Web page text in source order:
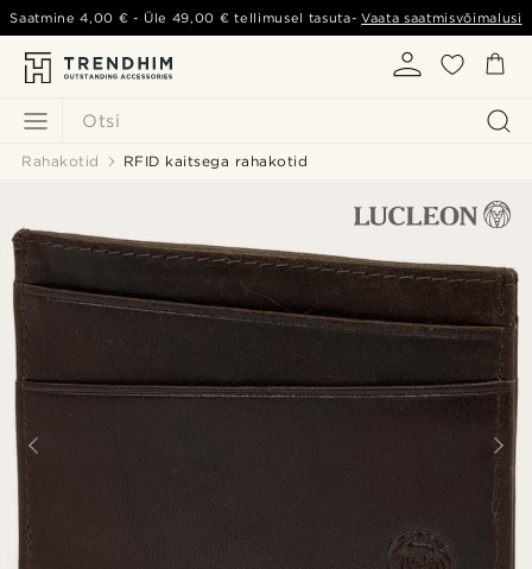
Otsi
Saatmine4,00 € - Üle 49,00 € tellimusel tasuta-Vaata saatmisvõimalusi
Rahakotid RFID kaitsega rahakotid